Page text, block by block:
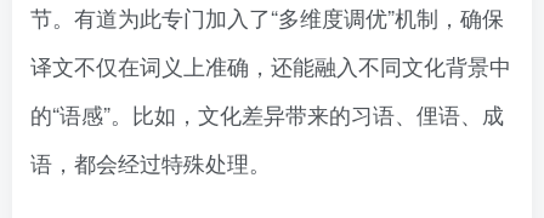
节。有道为此专门加入了“多维度调优”机制，确保
译文不仅在词义上准确，还能融入不同文化背景中
的“语感”。比如，文化差异带来的习语、俚语、成
语，都会经过特殊处理。